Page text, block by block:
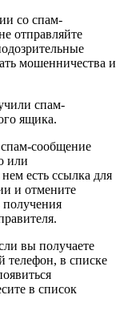
со спам-
отправляйте
мошенничества и
спам-
ящика.
сообщение
или
есть ссылка для
и отмените
вы получаете
в списке
в список